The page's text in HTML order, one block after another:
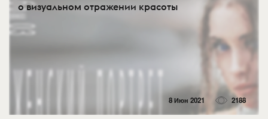
о визуальном отражении красоты
8 Июн 2021 2188